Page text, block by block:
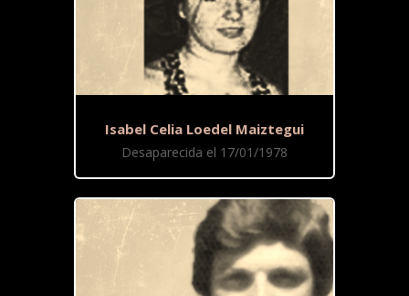
Isabel Celia Loedel Maiztegui
Desaparecida el 17/01/1978